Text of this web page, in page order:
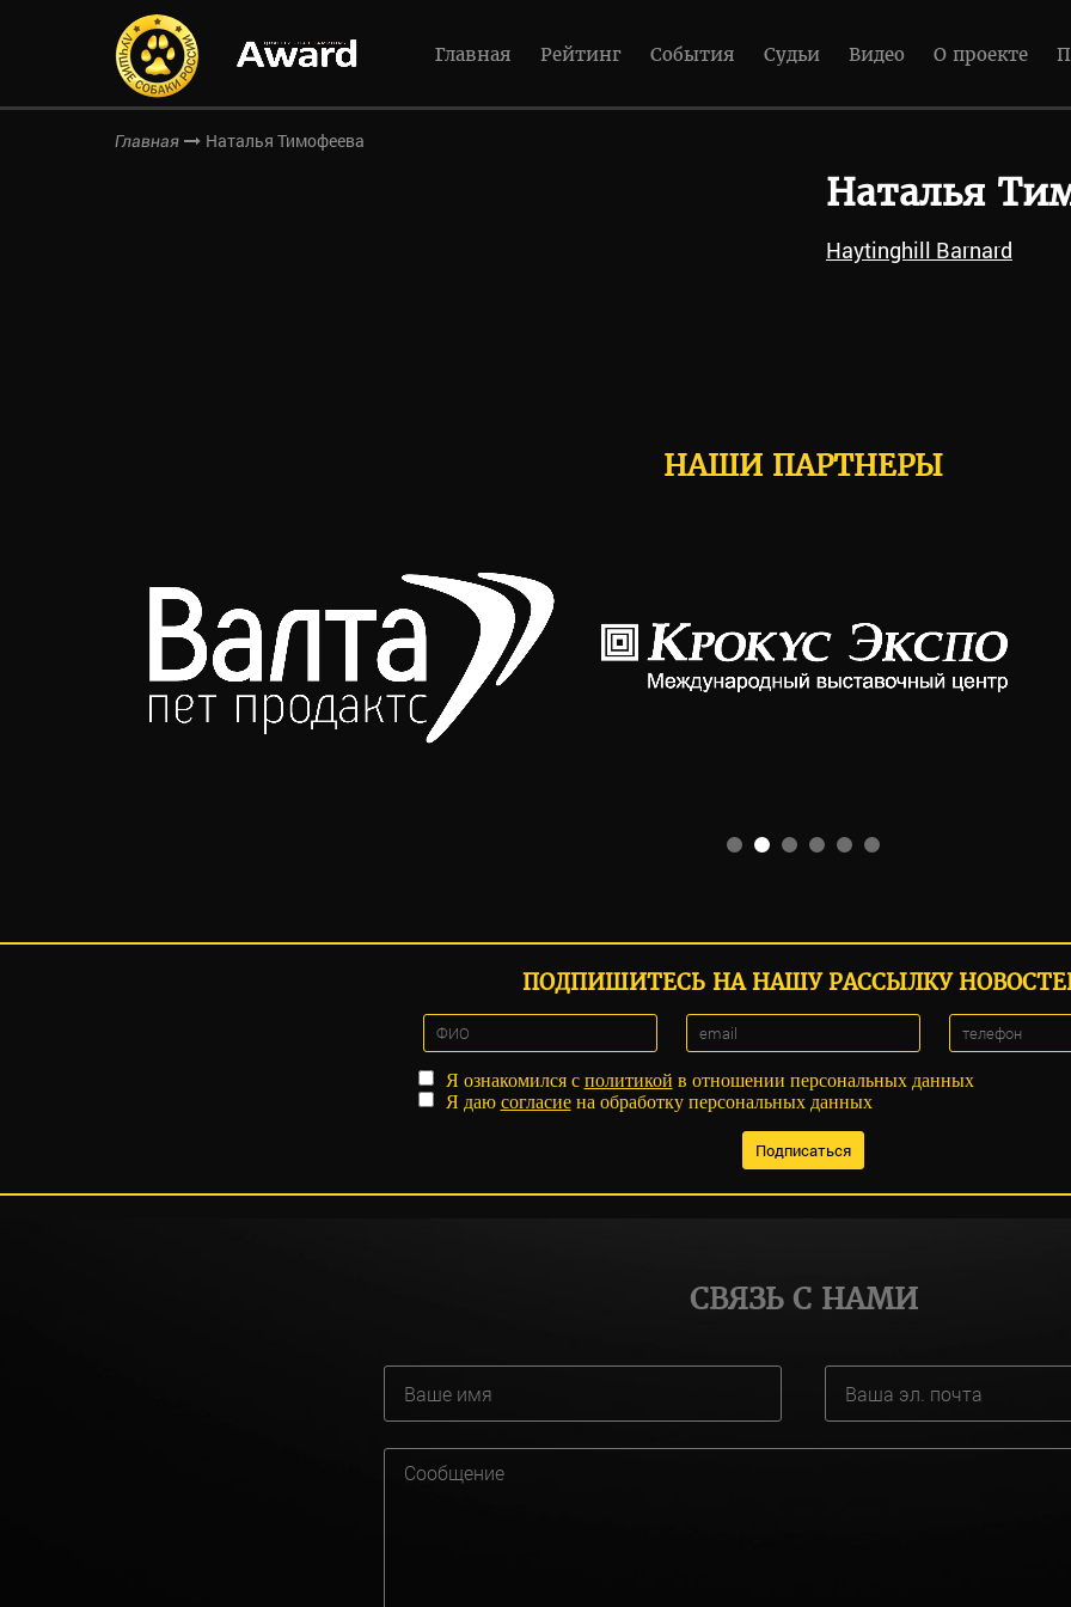
Главная Рейтинг События Судьи Видео О проекте
Главная Наталья Тимофеева
Наталья
Haytinghill Barnard
НАШИ ПАРТНЕРЫ
ПОДПИШИТЕСЬ НА НАШУ РАССЫЛКУ
Я ознакомился с политикой в отношении персональных данных
Я даю согласиена обработку персональных данных
СВЯЗЬ С НАМИ